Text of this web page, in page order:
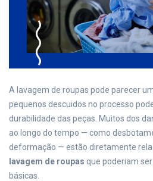
A lavagem de roupas pode parecer
pequenos descuidos no processo
durabilidade das peças. Muitos dos
ao longo do tempo — como
deformação — estão diretamente
lavagem de roupas que poderiam
básicas.